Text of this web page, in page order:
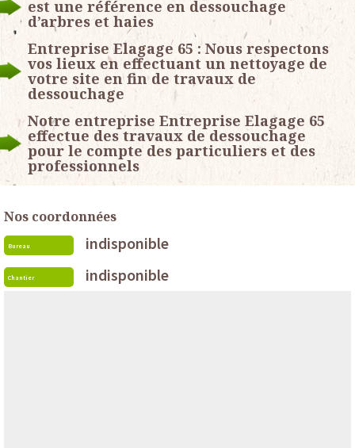
est une référence en dessouchage
d’arbres et haies
Entreprise Elagage 65 : Nous respectons
vos lieux en effectuant un nettoyage de
votre site en fin de travaux de
dessouchage
Notre entreprise Entreprise Elagage 65
effectue des travaux de dessouchage
pour le compte des particuliers et des
professionnels
Nos coordonnées
Bureau indisponible
Chantier indisponible